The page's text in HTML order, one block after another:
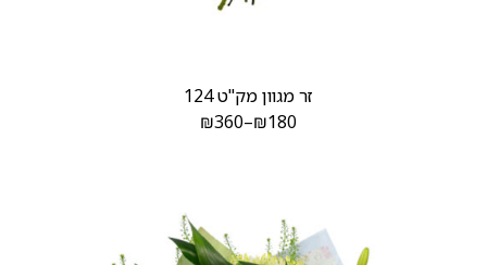
זר מגוון מק"ט 124
₪180
–
₪360